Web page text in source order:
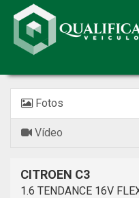
Fotos
Vídeo
CITROEN C3
1.6 TENDANCE 16V